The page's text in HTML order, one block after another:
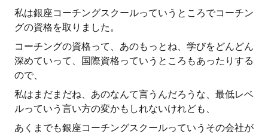
私は銀座コーチングスクールっていうところでコーチン
グの資格を取りました。
コーチングの資格って、あのもっとね、学びをどんどん
深めていって、国際資格っていうところもあったりする
ので、
私はまだまだね、あのなんて言うんだろうな、最低レベ
ルっていう言い方の変かもしれないけれども、
あくまでも銀座コーチングスクールっていうその会社が